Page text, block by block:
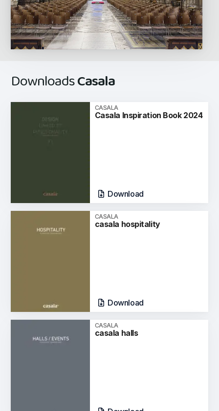
DownloadsCasala
CASALA
Casala Inspiration Book 2024
Download
CASALA
casala hospitality
Download
CASALA
casala halls